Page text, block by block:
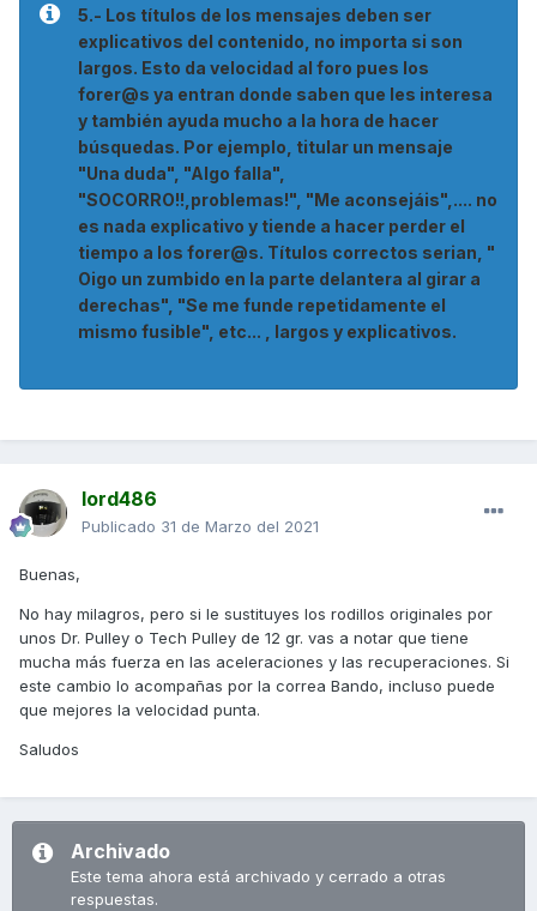
5.- Los títulos de los mensajes deben ser
explicativos del contenido, no importa si son
largos. Esto da velocidad al foro pues los
forer@s ya entran donde saben que les interesa
y también ayuda mucho a la hora de hacer
búsquedas. Por ejemplo, titular un mensaje
"Una duda", "Algo falla",
"SOCORRO!!,problemas!", "Me aconsejáis",.... no
es nada explicativo y tiende a hacer perder el
tiempo a los forer@s. Títulos correctos serian, "
Oigo un zumbido en la parte delantera al girar a
derechas", "Se me funde repetidamente el
mismo fusible", etc... , largos y explicativos.
lord486
Publicado 31 de Marzo del 2021
Buenas,
No hay milagros, pero si le sustituyes los rodillos originales por
unos Dr. Pulley o Tech Pulley de 12 gr. vas a notar que tiene
mucha más fuerza en las aceleraciones y las recuperaciones. Si
este cambio lo acompañas por la correa Bando, incluso puede
que mejores la velocidad punta.
Saludos
Archivado
Este tema ahora está archivado y cerrado a otras
respuestas.